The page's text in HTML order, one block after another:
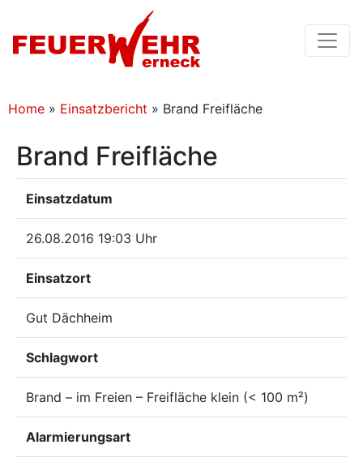
Home » Einsatzbericht » Brand Freifläche
Brand Freifläche
Einsatzdatum
26.08.2016 19:03 Uhr
Einsatzort
Gut Dächheim
Schlagwort
Brand – im Freien – Freifläche klein (< 100 m²)
Alarmierungsart